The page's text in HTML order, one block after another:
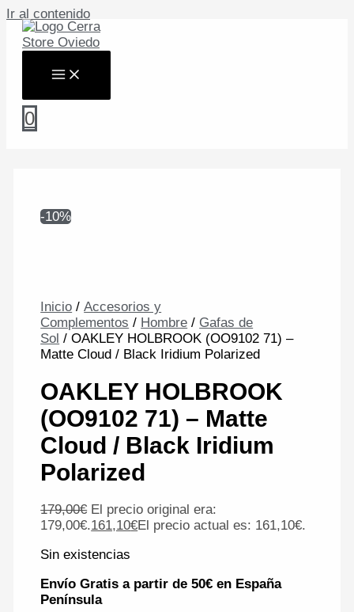
Ir al contenido
0
-10%
Inicio /Accesorios y
Complementos / Hombre / Gafas de
Sol / OAKLEY HOLBROOK (OO9102 71) –
Matte Cloud / Black Iridium Polarized
OAKLEY HOLBROOK
(OO9102 71) – Matte
Cloud / Black Iridium
Polarized
179,00€ El precio original era:
179,00€.161,10€El precio actual es: 161,10€.
Sin existencias
Envío Gratis a partir de 50€ en España
Península